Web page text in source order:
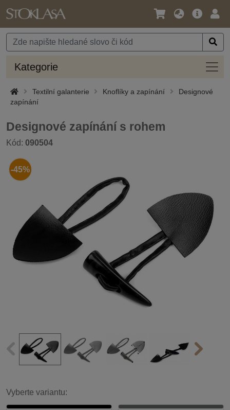
Jazyk
Měna
Hlavní
Kategorie
Textilní galanterie Knoflíky a zapínání
Designové
zapínání
Designové zapínání s rohem
Kód: 090504
-45%
Vyberte variantu: